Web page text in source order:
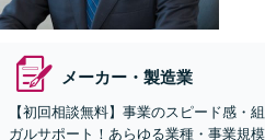
メーカー・製造業
【初回相談無料】事業のスピード感・
ガルサポート！あらゆる業種・事業規